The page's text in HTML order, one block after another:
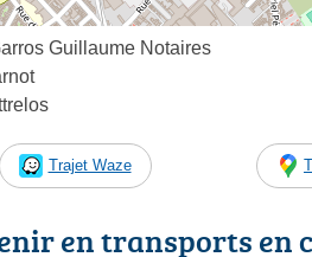
Guillaume Notaires
Trajet Waze
en transports en